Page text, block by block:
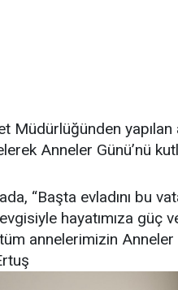
Müdürlüğünden yapılan
Anneler Günü’nü
“Başta evladını bu
hayatımıza güç
annelerimizin